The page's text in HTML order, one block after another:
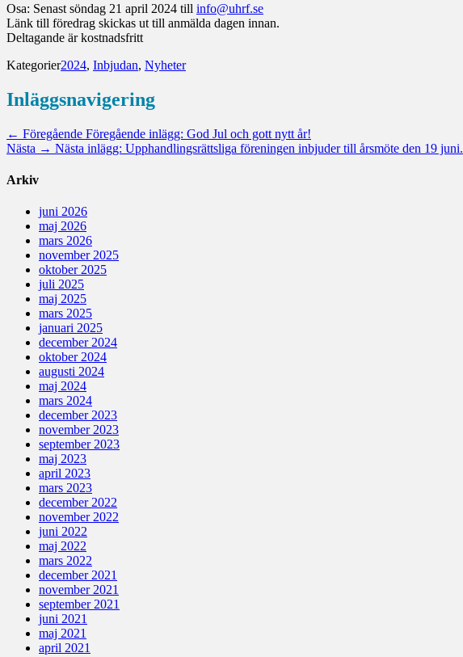
Osa: Senast söndag 21 april 2024 till info@uhrf.se
Länk till föredrag skickas ut till anmälda dagen innan.
Deltagande är kostnadsfritt
Kategorier2024, Inbjudan, Nyheter
Inläggsnavigering
← Föregående Föregående inlägg: God Jul och gott nytt år!
Nästa → Nästa inlägg: Upphandlingsrättsliga föreningen inbjuder till årsmöte den 19 juni.
Arkiv
juni 2026
maj 2026
mars 2026
november 2025
oktober 2025
juli 2025
maj 2025
mars 2025
januari 2025
december 2024
oktober 2024
augusti 2024
maj 2024
mars 2024
december 2023
november 2023
september 2023
maj 2023
april 2023
mars 2023
december 2022
november 2022
juni 2022
maj 2022
mars 2022
december 2021
november 2021
september 2021
juni 2021
maj 2021
april 2021